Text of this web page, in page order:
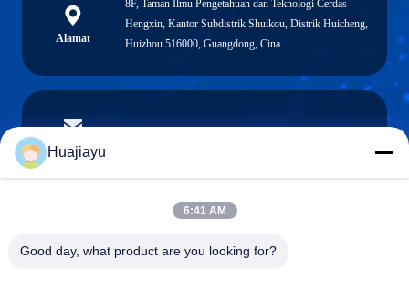
Alamat
8F, Taman Ilmu Pengetahuan dan Teknologi Cerdas
Hengxin, Kantor Subdistrik Shuikou, Distrik Huicheng,
Huizhou 516000, Guangdong, Cina
E-mail
Telepon
Huajiayu
6:41 AM
Good day, what product are you looking for?